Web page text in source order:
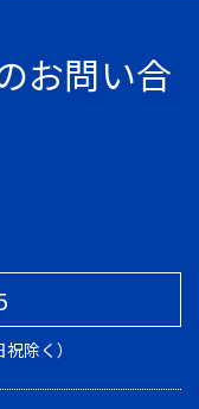
お問い合
除く）